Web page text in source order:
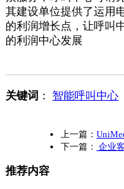
其建设单位提供了运用
的利润增长点，让呼叫
的利润中心发展
关键词 ： 智能呼叫中心
上一篇：
下一篇： 企业
推荐内容